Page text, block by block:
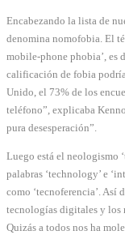
Encabezando la lista de
denomina nomofobia. El
mobile-phone phobia’, es
calificación de fobia
Unido, el 73% de los
teléfono”, explicaba
pura desesperación”.
Luego está el neologismo
palabras ‘technology’ e
como ‘tecnoferencia’. Así
tecnologías digitales y los
Quizás a todos nos ha